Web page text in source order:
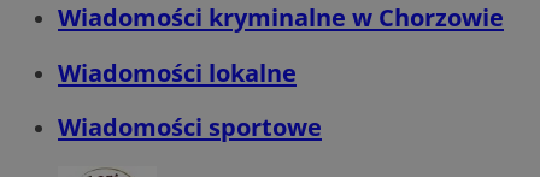
Wiadomości kryminalne w Chorzowie
Wiadomości lokalne
Wiadomości sportowe